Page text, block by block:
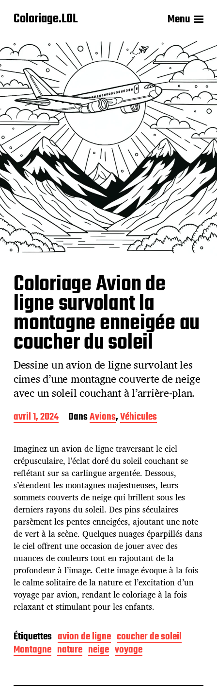
Coloriage.LOL Menu
Coloriage Avion de
ligne survolant la
montagne enneigée au
coucher du soleil
Dessine un avion de ligne survolant les
cimes d’une montagne couverte de neige
avec un soleil couchant à l’arrière-plan.
D
a
e
d
e
p
u
b
l
i
c
a
t
i
o
n
avril 1, 2024 DansAvions,Véhicules
Imaginez un avion de ligne traversant le ciel
crépusculaire, l’éclat doré du soleil couchant se
reflétant sur sa carlingue argentée. Dessous,
s’étendent les montagnes majestueuses, leurs
sommets couverts de neige qui brillent sous les
derniers rayons du soleil. Des pins séculaires
parsèment les pentes enneigées, ajoutant une note
de vert à la scène. Quelques nuages éparpillés dans
le ciel offrent une occasion de jouer avec des
nuances de couleurs tout en rajoutant de la
profondeur à l’image. Cette image évoque à la fois
le calme solitaire de la nature et l’excitation d’un
voyage par avion, rendant le coloriage à la fois
relaxant et stimulant pour les enfants.
Étiquettes avion de ligne coucher de soleil
Montagne nature neige voyage